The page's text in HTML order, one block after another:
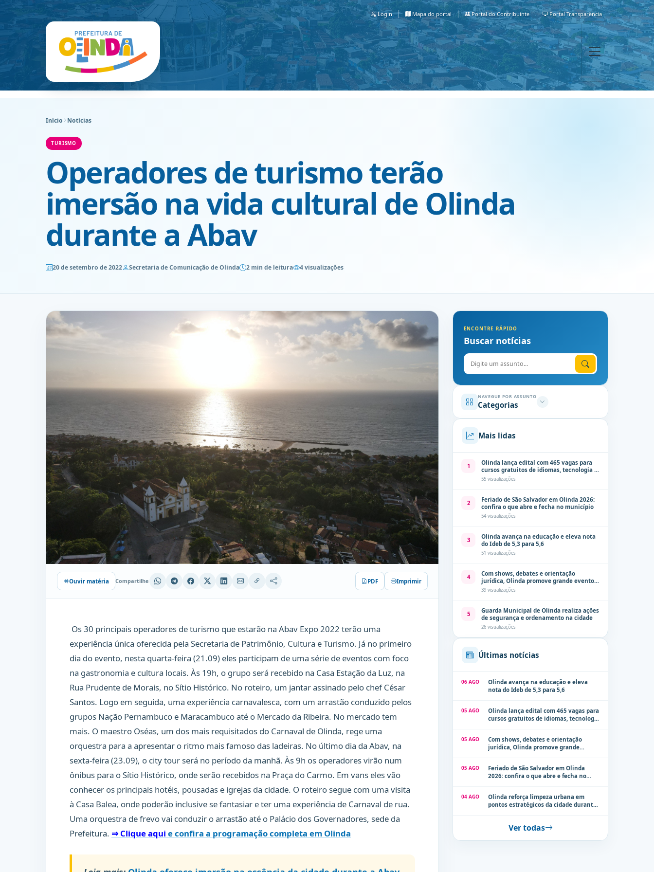
Login Mapa do portal Portal do Contribuinte Portal Transparência
Início Notícias
TURISMO
Operadores de turismo terão
imersão na vida cultural de Olinda
durante a Abav
20 de setembro de 2022 Secretaria de Comunicação de Olinda 2 min de leitura 4 visualizações
Ouvir matéria Compartilhe PDF Imprimir
Os 30 principais operadores de turismo que estarão na Abav Expo 2022 terão uma
experiência única oferecida pela Secretaria de Patrimônio, Cultura e Turismo. Já no primeiro
dia do evento, nesta quarta-feira (21.09) eles participam de uma série de eventos com foco
na gastronomia e cultura locais. Às 19h, o grupo será recebido na Casa Estação da Luz, na
Rua Prudente de Morais, no Sítio Histórico. No roteiro, um jantar assinado pelo chef César
Santos. Logo em seguida, uma experiência carnavalesca, com um arrastão conduzido pelos
grupos Nação Pernambuco e Maracambuco até o Mercado da Ribeira. No mercado tem
mais. O maestro Oséas, um dos mais requisitados do Carnaval de Olinda, rege uma
orquestra para a apresentar o ritmo mais famoso das ladeiras. No último dia da Abav, na
sexta-feira (23.09), o city tour será no período da manhã. Às 9h os operadores virão num
ônibus para o Sítio Histórico, onde serão recebidos na Praça do Carmo. Em vans eles vão
conhecer os principais hotéis, pousadas e igrejas da cidade. O roteiro segue com uma visita
à Casa Balea, onde poderão inclusive se fantasiar e ter uma experiência de Carnaval de rua.
Uma orquestra de frevo vai conduzir o arrastão até o Palácio dos Governadores, sede da
Prefeitura. ⇒ Clique aqui e confira a programação completa em Olinda
ENCONTRE RÁPIDO
Buscar notícias
Digite o assunto
NAVEGUE POR ASSUNTO
Categorias
Mais lidas
1
Olinda lança edital com 465 vagas para
cursos gratuitos de idiomas, tecnologia e
comunicação
55 visualizações
2
Feriado de São Salvador em Olinda 2026:
confira o que abre e fecha no município
54 visualizações
3
Olinda avança na educação e eleva nota
do Ideb de 5,3 para 5,6
51 visualizações
4
Com shows, debates e orientação
jurídica, Olinda promove grande evento
de combate à violência contra a mulher
neste sábado (8)
39 visualizações
5
Guarda Municipal de Olinda realiza ações
de segurança e ordenamento na cidade
26 visualizações
Últimas notícias
06 AGO
Olinda avança na educação e eleva
nota do Ideb de 5,3 para 5,6
05 AGO
Olinda lança edital com 465 vagas para
cursos gratuitos de idiomas, tecnologia
05 AGO
Com shows, debates e orientação
jurídica, Olinda promove grande
05 AGO
Feriado de São Salvador em Olinda
2026: confira o que abre e fecha no
04 AGO
Olinda reforça limpeza urbana em
pontos estratégicos da cidade durante
Ver todas